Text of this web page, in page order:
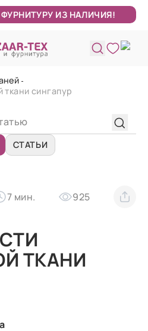
ИЗ НАЛИЧИЯ!
сингапур
СТАТЬИ
7 мин. 925
ТКАНИ